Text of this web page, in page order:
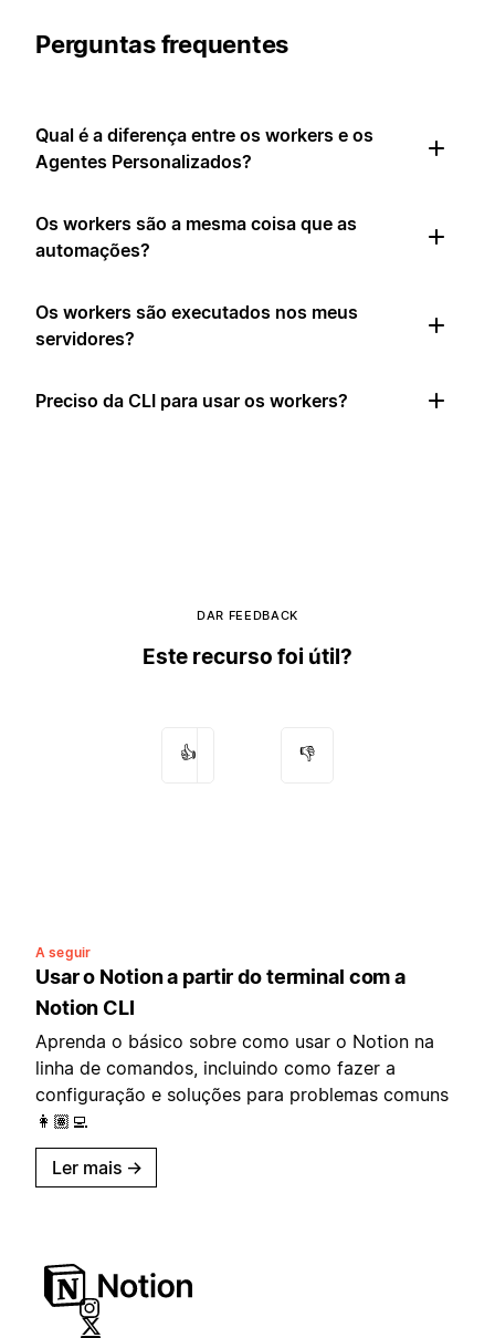
Perguntas frequentes
Qual é a diferença entre os workers e os
Agentes Personalizados?
Os workers são a mesma coisa que as
automações?
Os workers são executados nos meus
servidores?
Preciso da CLI para usar os workers?
DAR FEEDBACK
Este recurso foi útil?
👍 👎
A seguir
Usar o Notion a partir do terminal com a
Notion CLI
Aprenda o básico sobre como usar o Notion na
linha de comandos, incluindo como fazer a
configuração e soluções para problemas comuns
👩🏽‍💻
Ler mais →